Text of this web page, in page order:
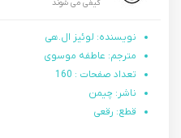
کیفی می شوند
نویسنده: لوئیز ال.هی
مترجم: عاطفه موسوی
تعداد صفحات : 160
ناشر: چیمن
قطع: رقعی